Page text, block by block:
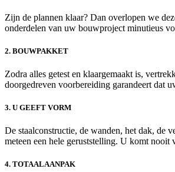
Zijn de plannen klaar? Dan overlopen we
onderdelen van uw bouwproject minutieus
2. BOUWPAKKET
Zodra alles getest en klaargemaakt is,
doorgedreven voorbereiding garandeert dat
3. U GEEFT VORM
De staalconstructie, de wanden, het dak, de
meteen een hele geruststelling. U komt nooit
4. TOTAALAANPAK